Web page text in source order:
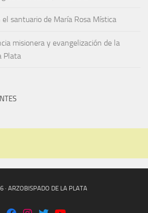
santuario de María Rosa Mística
misionera y evangelización de la
Plata
· ARZOBISPADO DE LA PLATA